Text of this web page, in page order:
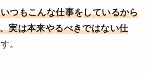
つもこんな仕事をしているから
実は本来やるべきではない仕
。